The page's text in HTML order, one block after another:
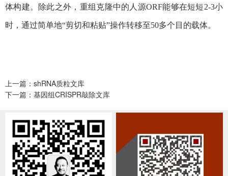
体构建。除此之外，重组克隆中的人源ORF能够在短短2-3小
时，通过简单地“剪切和粘贴”操作转移至50多个目的载体。
上一篇：shRNA质粒文库
下一篇：基因组CRISPR敲除文库